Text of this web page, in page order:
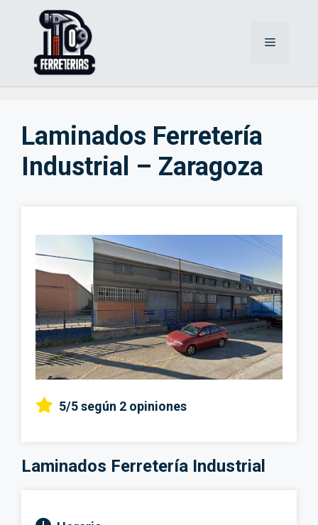
Menú
Laminados Ferretería
Industrial – Zaragoza
5/5según 2 opiniones
Laminados Ferretería Industrial